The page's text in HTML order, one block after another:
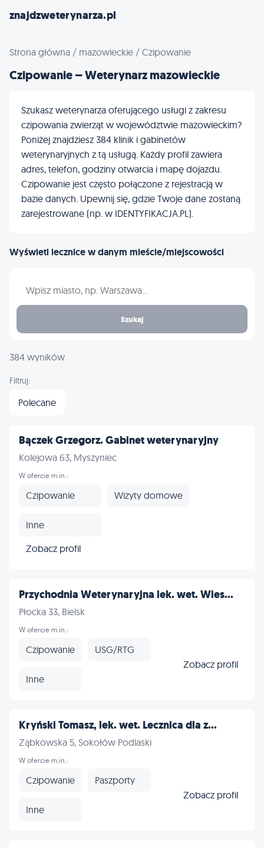
znajdzweterynarza.pl
Strona główna / mazowieckie / Czipowanie
Czipowanie – Weterynarz mazowieckie
Szukasz weterynarza oferującego usługi z zakresu
czipowania zwierząt w województwie mazowieckim?
Poniżej znajdziesz 384 klinik i gabinetów
weterynaryjnych z tą usługą. Każdy profil zawiera
adres, telefon, godziny otwarcia i mapę dojazdu.
Czipowanie jest często połączone z rejestracją w
bazie danych. Upewnij się, gdzie Twoje dane zostaną
zarejestrowane (np. w IDENTYFIKACJA.PL).
Wyświetl lecznice w danym mieście/miejscowości
Szukaj
384 wyników
Filtruj:
Polecane
Bączek Grzegorz. Gabinet weterynaryjny
Kolejowa 63, Myszyniec
W ofercie m.in.:
Czipowanie Wizyty domowe
Inne
Zobacz profil
Przychodnia Weterynaryjna lek. wet. Wies...
Płocka 33, Bielsk
W ofercie m.in.:
Czipowanie USG/RTG
Inne
Zobacz profil
Kryński Tomasz, lek. wet. Lecznica dla z...
Ząbkowska 5, Sokołów Podlaski
W ofercie m.in.:
Czipowanie Paszporty
Inne
Zobacz profil